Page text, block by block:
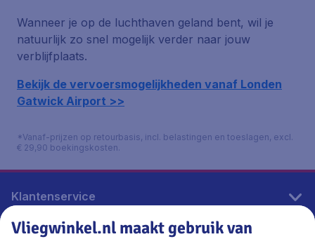
Wanneer je op de luchthaven geland bent, wil je
natuurlijk zo snel mogelijk verder naar jouw
verblijfplaats.
Bekijk de vervoersmogelijkheden vanaf Londen
Gatwick Airport >>
*Vanaf-prijzen op retourbasis, incl. belastingen en toeslagen, excl.
€ 29,90 boekingskosten.
Klantenservice
Vliegwinkel.nl maakt gebruik van